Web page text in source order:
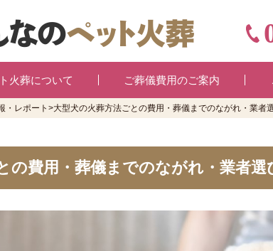
火葬について ご葬儀費用のご案内
・レポート >大型犬の火葬方法ごとの費用・葬儀までのながれ・業者
の費用・葬儀までのながれ・業者選